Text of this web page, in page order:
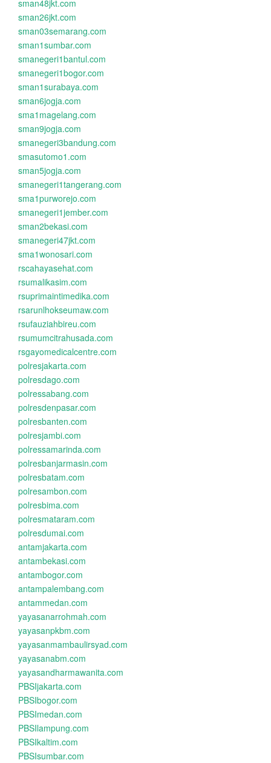
sman48jkt.com
sman26jkt.com
sman03semarang.com
sman1sumbar.com
smanegeri1bantul.com
smanegeri1bogor.com
sman1surabaya.com
sman6jogja.com
sma1magelang.com
sman9jogja.com
smanegeri3bandung.com
smasutomo1.com
sman5jogja.com
smanegeri1tangerang.com
sma1purworejo.com
smanegeri1jember.com
sman2bekasi.com
smanegeri47jkt.com
sma1wonosari.com
rscahayasehat.com
rsumalikasim.com
rsuprimaintimedika.com
rsarunlhokseumaw.com
rsufauziahbireu.com
rsumumcitrahusada.com
rsgayomedicalcentre.com
polresjakarta.com
polresdago.com
polressabang.com
polresdenpasar.com
polresbanten.com
polresjambi.com
polressamarinda.com
polresbanjarmasin.com
polresbatam.com
polresambon.com
polresbima.com
polresmataram.com
polresdumai.com
antamjakarta.com
antambekasi.com
antambogor.com
antampalembang.com
antammedan.com
yayasanarrohmah.com
yayasanpkbm.com
yayasanmambaulirsyad.com
yayasanabm.com
yayasandharmawanita.com
PBSIjakarta.com
PBSIbogor.com
PBSImedan.com
PBSIlampung.com
PBSIkaltim.com
PBSIsumbar.com